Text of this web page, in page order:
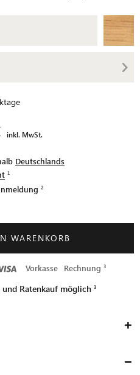
inkl. MwSt.
Deutschlands
WARENKORB
Vorkasse Rechnung
Ratenkauf möglich